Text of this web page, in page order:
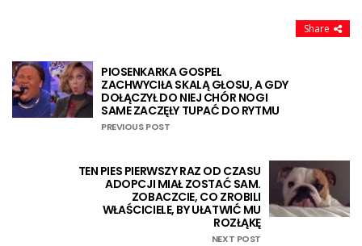
Share
PIOSENKARKA GOSPEL
ZACHWYCIŁA SKALĄ GŁOSU, A GDY
DOŁĄCZYŁ DO NIEJ CHÓR NOGI
SAME ZACZĘŁY TUPAĆ DO RYTMU
PREVIOUS POST
TEN PIES PIERWSZY RAZ OD CZASU
ADOPCJI MIAŁ ZOSTAĆ SAM.
ZOBACZCIE, CO ZROBILI
WŁAŚCICIELE, BY UŁATWIĆ MU
ROZŁĄKĘ
NEXT POST